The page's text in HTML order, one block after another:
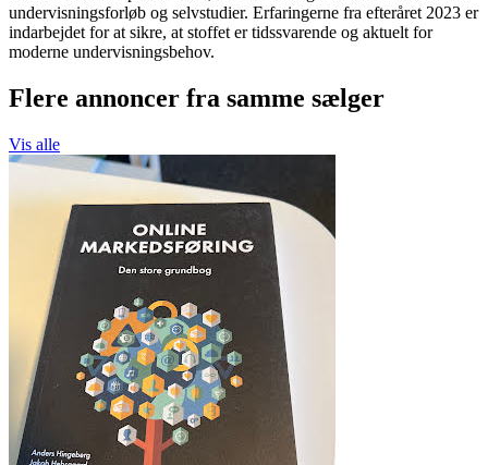
undervisningsforløb og selvstudier. Erfaringerne fra efteråret 2023 er
indarbejdet for at sikre, at stoffet er tidssvarende og aktuelt for
moderne undervisningsbehov.
Flere annoncer fra samme sælger
Vis alle